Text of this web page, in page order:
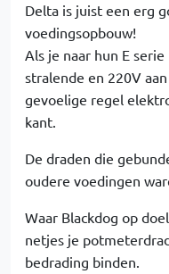
Delta is juist een erg
voedingsopbouw!
Als je naar hun E
stralende en 220V
gevoelige regel
kant.
De draden die
oudere voedingen
Waar Blackdog op
netjes je
bedrading binden.